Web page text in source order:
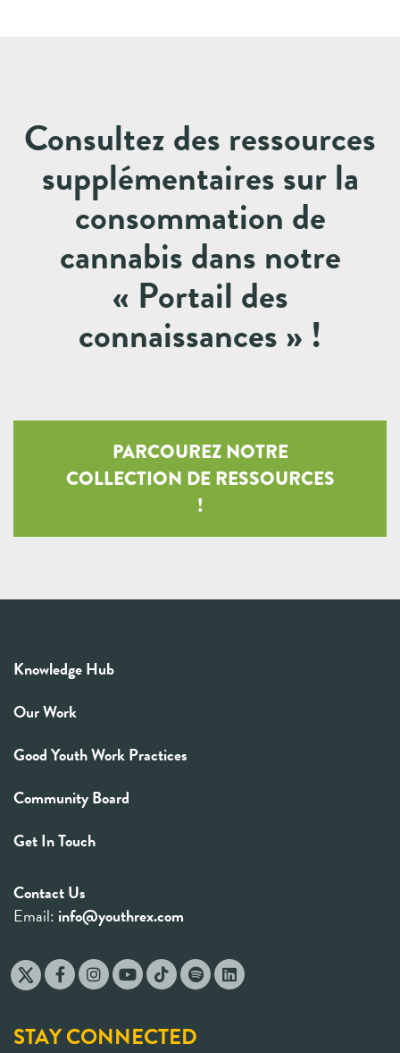
Consultez des ressources
supplémentaires sur la
consommation de
cannabis dans notre
« Portail des
connaissances » !
PARCOUREZ NOTRE
COLLECTION DE RESSOURCES
!
Knowledge Hub
Our Work
Good Youth Work Practices
Community Board
Get In Touch
Contact Us
Email: info@youthrex.com
STAY CONNECTED